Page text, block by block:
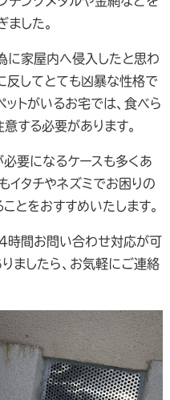
した。
に家屋内へ侵入したと思わ
反してとても凶暴な性格で
ットがいるお宅では、食べら
する必要があります。
要になるケースも多くあ
イタチやネズミでお困りの
とをおすすめいたします。
時間お問い合わせ対応が可
ましたら、お気軽にご連絡